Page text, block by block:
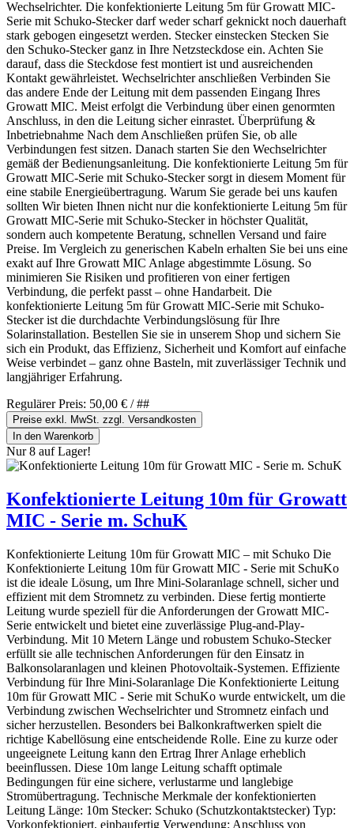
Wechselrichter. Die konfektionierte Leitung 5m für Growatt MIC-
Serie mit Schuko-Stecker darf weder scharf geknickt noch dauerhaft
stark gebogen eingesetzt werden. Stecker einstecken Stecken Sie
den Schuko-Stecker ganz in Ihre Netzsteckdose ein. Achten Sie
darauf, dass die Steckdose fest montiert ist und ausreichenden
Kontakt gewährleistet. Wechselrichter anschließen Verbinden Sie
das andere Ende der Leitung mit dem passenden Eingang Ihres
Growatt MIC. Meist erfolgt die Verbindung über einen genormten
Anschluss, in den die Leitung sicher einrastet. Überprüfung &
Inbetriebnahme Nach dem Anschließen prüfen Sie, ob alle
Verbindungen fest sitzen. Danach starten Sie den Wechselrichter
gemäß der Bedienungsanleitung. Die konfektionierte Leitung 5m für
Growatt MIC-Serie mit Schuko-Stecker sorgt in diesem Moment für
eine stabile Energieübertragung. Warum Sie gerade bei uns kaufen
sollten Wir bieten Ihnen nicht nur die konfektionierte Leitung 5m für
Growatt MIC-Serie mit Schuko-Stecker in höchster Qualität,
sondern auch kompetente Beratung, schnellen Versand und faire
Preise. Im Vergleich zu generischen Kabeln erhalten Sie bei uns eine
exakt auf Ihre Growatt MIC Anlage abgestimmte Lösung. So
minimieren Sie Risiken und profitieren von einer fertigen
Verbindung, die perfekt passt – ohne Handarbeit. Die
konfektionierte Leitung 5m für Growatt MIC-Serie mit Schuko-
Stecker ist die durchdachte Verbindungslösung für Ihre
Solarinstallation. Bestellen Sie sie in unserem Shop und sichern Sie
sich ein Produkt, das Effizienz, Sicherheit und Komfort auf einfache
Weise verbindet – ganz ohne Basteln, mit zuverlässiger Technik und
langjähriger Erfahrung.
Regulärer Preis: 50,00 € / ##
Preise exkl. MwSt. zzgl. Versandkosten
In den Warenkorb
Nur 8 auf Lager!
Konfektionierte Leitung 10m für Growatt
MIC - Serie m. SchuK
Konfektionierte Leitung 10m für Growatt MIC – mit Schuko Die
Konfektionierte Leitung 10m für Growatt MIC - Serie mit SchuKo
ist die ideale Lösung, um Ihre Mini-Solaranlage schnell, sicher und
effizient mit dem Stromnetz zu verbinden. Diese fertig montierte
Leitung wurde speziell für die Anforderungen der Growatt MIC-
Serie entwickelt und bietet eine zuverlässige Plug-and-Play-
Verbindung. Mit 10 Metern Länge und robustem Schuko-Stecker
erfüllt sie alle technischen Anforderungen für den Einsatz in
Balkonsolaranlagen und kleinen Photovoltaik-Systemen. Effiziente
Verbindung für Ihre Mini-Solaranlage Die Konfektionierte Leitung
10m für Growatt MIC - Serie mit SchuKo wurde entwickelt, um die
Verbindung zwischen Wechselrichter und Stromnetz einfach und
sicher herzustellen. Besonders bei Balkonkraftwerken spielt die
richtige Kabellösung eine entscheidende Rolle. Eine zu kurze oder
ungeeignete Leitung kann den Ertrag Ihrer Anlage erheblich
beeinflussen. Diese 10m lange Leitung schafft optimale
Bedingungen für eine sichere, verlustarme und langlebige
Stromübertragung. Technische Merkmale der konfektionierten
Leitung Länge: 10m Stecker: Schuko (Schutzkontaktstecker) Typ:
Vorkonfektioniert, einbaufertig Verwendung: Anschluss von